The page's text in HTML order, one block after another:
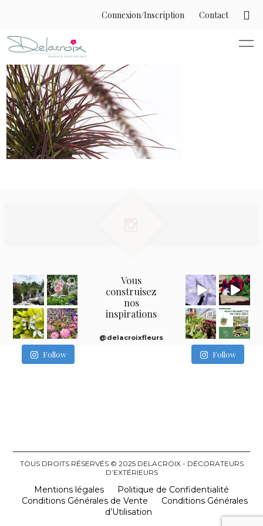
Connexion/Inscription Contact
Follow
Vous
construisez
nos
inspirations
@delacroixfleurs
Follow
TOUS DROITS RÉSERVÉS © 2025 DELACROIX - DÉCORATEURS
D’EXTÉRIEURS
Mentions légales
Politique de Confidentialité
Conditions Générales de Vente
Conditions Générales
d’Utilisation